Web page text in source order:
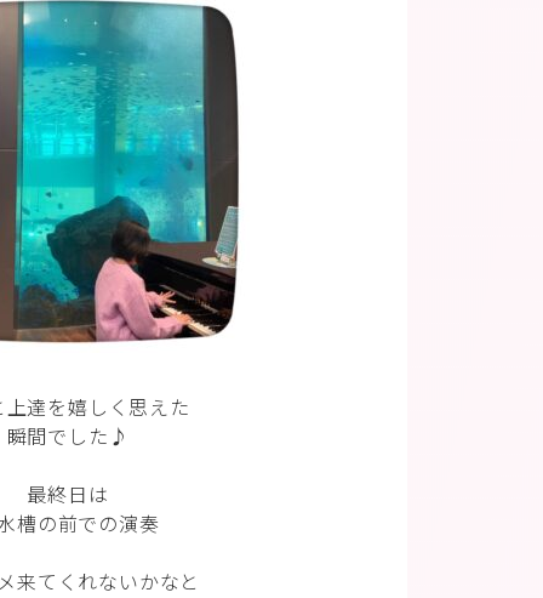
上達を嬉しく思えた
瞬間でした♪
最終日は
槽の前での演奏
来てくれないかなと